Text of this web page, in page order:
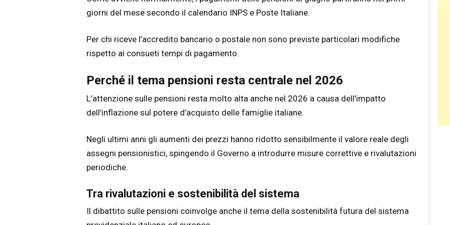
giorni del mese secondo il calendario INPS e Poste Italiane.
Per chi riceve l’accredito bancario o postale non sono previste particolari modifiche
rispetto ai consueti tempi di pagamento.
Perché il tema pensioni resta centrale nel 2026
L’attenzione sulle pensioni resta molto alta anche nel 2026 a causa dell’impatto
dell’inflazione sul potere d’acquisto delle famiglie italiane.
Negli ultimi anni gli aumenti dei prezzi hanno ridotto sensibilmente il valore reale degli
assegni pensionistici, spingendo il Governo a introdurre misure correttive e rivalutazioni
periodiche.
Tra rivalutazioni e sostenibilità del sistema
Il dibattito sulle pensioni coinvolge anche il tema della sostenibilità futura del sistema